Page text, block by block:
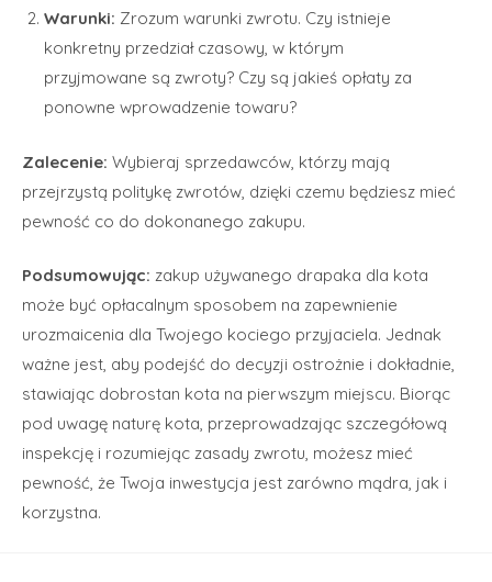
Warunki: Zrozum warunki zwrotu. Czy istnieje
konkretny przedział czasowy, w którym
przyjmowane są zwroty? Czy są jakieś opłaty za
ponowne wprowadzenie towaru?
Zalecenie: Wybieraj sprzedawców, którzy mają
przejrzystą politykę zwrotów, dzięki czemu będziesz mieć
pewność co do dokonanego zakupu.
Podsumowując: zakup używanego drapaka dla kota
może być opłacalnym sposobem na zapewnienie
urozmaicenia dla Twojego kociego przyjaciela. Jednak
ważne jest, aby podejść do decyzji ostrożnie i dokładnie,
stawiając dobrostan kota na pierwszym miejscu. Biorąc
pod uwagę naturę kota, przeprowadzając szczegółową
inspekcję i rozumiejąc zasady zwrotu, możesz mieć
pewność, że Twoja inwestycja jest zarówno mądra, jak i
korzystna.